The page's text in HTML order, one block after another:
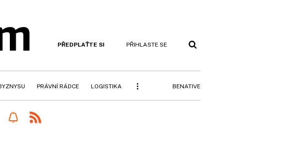
PŘEDPLAŤTE SI PŘIHLASTE SE
PRÁVNÍ RÁDCE LOGISTIKA BENATIVE